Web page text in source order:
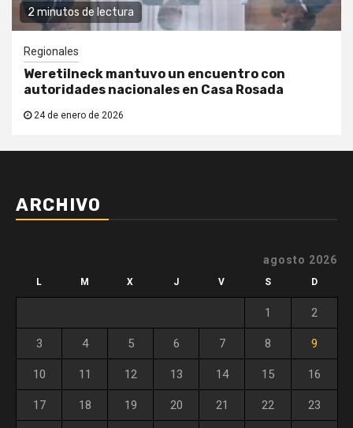
2 minutos de lectura
Regionales
Weretilneck mantuvo un encuentro con
autoridades nacionales en Casa Rosada
24 de enero de 2026
ARCHIVO
agosto 2026
L M X J V S D
1 2
3 4 5 6 7 8 9
10 11 12 13 14 15 16
17 18 19 20 21 22 23